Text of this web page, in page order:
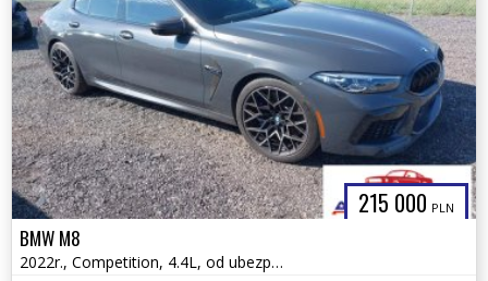
215 000 PLN
BMW M8
2022r., Competition, 4.4L, od ubezpieczalni